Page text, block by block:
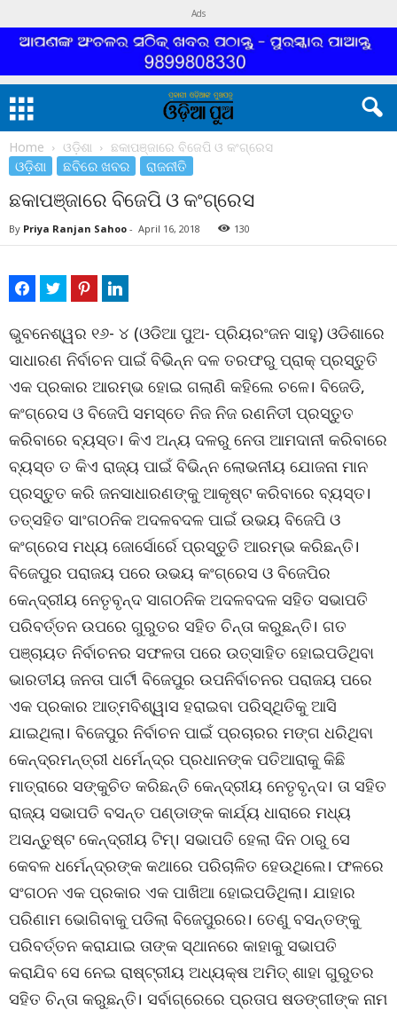
Ads
Home ଓଡ଼ିଶା ଛକାପଞ୍ଜାରେ ବିଜେପି ଓ କଂଗ୍ରେସ
ଓଡ଼ିଶା ଛବିରେ ଖବର ରାଜନୀତି
ଛକାପଞ୍ଜାରେ ବିଜେପି ଓ କଂଗ୍ରେସ
By Priya Ranjan Sahoo - April 16, 2018 130
ଭୁବନେଶ୍ୱର ୧୬- ୪ (ଓଡିଆ ପୁଅ- ପ୍ରିୟରଂଜନ ସାହୁ) ଓଡିଶାରେ
ସାଧାରଣ ନିର୍ବାଚନ ପାଇଁ ବିଭିନ୍ନ ଦଳ ତରଫରୁ ପ୍ରାକ୍ ପ୍ରସ୍ତୁତି
ଏକ ପ୍ରକାର ଆରମ୍ଭ ହୋଇ ଗଲାଣି କହିଲେ ଚଳେ। ବିଜେଡି,
କଂଗ୍ରେସ ଓ ବିଜେପି ସମସ୍ତେ ନିଜ ନିଜ ରଣନିତୀ ପ୍ରସ୍ତୁତ
କରିବାରେ ବ୍ୟସ୍ତ। କିଏ ଅନ୍ୟ ଦଳରୁ ନେତା ଆମଦାନୀ କରିବାରେ
ବ୍ୟସ୍ତ ତ କିଏ ରାଜ୍ୟ ପାଇଁ ବିଭିନ୍ନ ଲୋଭନୀୟ ଯୋଜନା ମାନ
ପ୍ରସ୍ତୁତ କରି ଜନସାଧାରଣଙ୍କୁ ଆକୃଷ୍ଟ କରିବାରେ ବ୍ୟସ୍ତ।
ତତ୍ସହିତ ସାଂଗଠନିକ ଅଦଳବଦଳ ପାଇଁ ଉଭୟ ବିଜେପି ଓ
କଂଗ୍ରେସ ମଧ୍ୟ ଜୋର୍ସୋର୍ରେ ପ୍ରସ୍ତୁତି ଆରମ୍ଭ କରିଛନ୍ତି।
ବିଜେପୁର ପରାଜୟ ପରେ ଉଭୟ କଂଗ୍ରେସ ଓ ବିଜେପିର
କେନ୍ଦ୍ରୀୟ ନେତୃବୃନ୍ଦ ସାଗଠନିକ ଅଦଳବଦଳ ସହିତ ସଭାପତି
ପରିବର୍ତ୍ତନ ଉପରେ ଗୁରୁତର ସହିତ ଚିନ୍ତା କରୁଛନ୍ତି। ଗତ
ପଞ୍ଚାୟତ ନିର୍ବାଚନର ସଫଳତା ପରେ ଉତ୍ସାହିତ ହୋଇପଡିଥିବା
ଭାରତୀୟ ଜନତା ପାର୍ଟୀ ବିଜେପୁର ଉପନିର୍ବାଚନର ପରାଜୟ ପରେ
ଏକ ପ୍ରକାର ଆତ୍ମବିଶ୍ୱାସ ହରାଇବା ପରିସ୍ଥିତିକୁ ଆସି
ଯାଇଥିଲା। ବିଜେପୁର ନିର୍ବାଚନ ପାଇଁ ପ୍ରଚାରର ମଙ୍ଗ ଧରିଥିବା
କେନ୍ଦ୍ରମନ୍ତ୍ରୀ ଧର୍ମେନ୍ଦ୍ର ପ୍ରଧାନଙ୍କ ପତିଆରାକୁ କିଛି
ମାତ୍ରାରେ ସଙ୍କୁଚିତ କରିଛନ୍ତି କେନ୍ଦ୍ରୀୟ ନେତୃବୃନ୍ଦ। ତା ସହିତ
ରାଜ୍ୟ ସଭାପତି ବସନ୍ତ ପଣ୍ଡାଙ୍କ କାର୍ଯ୍ୟ ଧାରାରେ ମଧ୍ୟ
ଅସନ୍ତୁଷ୍ଟ କେନ୍ଦ୍ରୀୟ ଟିମ୍। ସଭାପତି ହେଲା ଦିନ ଠାରୁ ସେ
କେବଳ ଧର୍ମେନ୍ଦ୍ରଙ୍କ କଥାରେ ପରିଚାଳିତ ହେଉଥିଲେ। ଫଳରେ
ସଂଗଠନ ଏକ ପ୍ରକାର ଏକ ପାଖିଆ ହୋଇପଡିଥିଲା। ଯାହାର
ପରିଣାମ ଭୋଗିବାକୁ ପଡିଲା ବିଜେପୁରରେ। ତେଣୁ ବସନ୍ତଙ୍କୁ
ପରିବର୍ତ୍ତନ କରାଯାଇ ତାଙ୍କ ସ୍ଥାନରେ କାହାକୁ ସଭାପତି
କରାଯିବ ସେ ନେଇ ରାଷ୍ଟ୍ରୀୟ ଅଧ୍ୟକ୍ଷ ଅମିତ୍ ଶାହା ଗୁରୁତର
ସହିତ ଚିନ୍ତା କରୁଛନ୍ତି। ସର୍ବାଗ୍ରେରେ ପ୍ରତାପ ଷଡଙ୍ଗୀଙ୍କ ନାମ